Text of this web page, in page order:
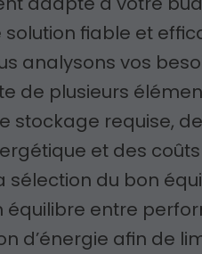
solution fiable et
analysons vos
de plusieurs
stockage requise, de
et des coûts
sélection du bon
équilibre entre
d’énergie afin de